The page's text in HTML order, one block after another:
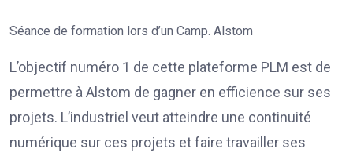
Séance de formation lors d’un Camp. Alstom
L’objectif numéro 1 de cette plateforme PLM est de
permettre à Alstom de gagner en efficience sur ses
projets. L’industriel veut atteindre une continuité
numérique sur ces projets et faire travailler ses